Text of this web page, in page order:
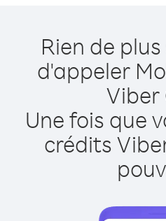
Rien de
d'appeler
Viber
Une fois que
crédits